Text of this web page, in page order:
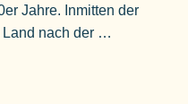
Jahre. Inmitten der
Land nach der …